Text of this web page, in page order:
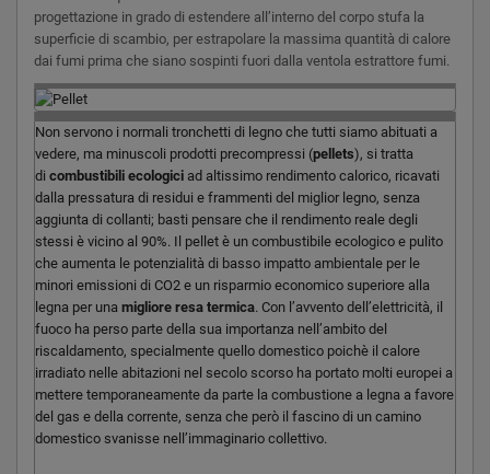
progettazione in grado di estendere all’interno del corpo stufa la
superficie di scambio, per estrapolare la massima quantità di calore
dai fumi prima che siano sospinti fuori dalla ventola estrattore fumi.
Non servono i normali tronchetti di legno che tutti siamo abituati a
vedere, ma minuscoli prodotti precompressi (pellets), si tratta
di combustibili ecologici ad altissimo rendimento calorico, ricavati
dalla pressatura di residui e frammenti del miglior legno, senza
aggiunta di collanti; basti pensare che il rendimento reale degli
stessi è vicino al 90%. Il pellet è un combustibile ecologico e pulito
che aumenta le potenzialità di basso impatto ambientale per le
minori emissioni di CO2 e un risparmio economico superiore alla
legna per una migliore resa termica. Con l’avvento dell’elettricità, il
fuoco ha perso parte della sua importanza nell’ambito del
riscaldamento, specialmente quello domestico poichè il calore
irradiato nelle abitazioni nel secolo scorso ha portato molti europei a
mettere temporaneamente da parte la combustione a legna a favore
del gas e della corrente, senza che però il fascino di un camino
domestico svanisse nell’immaginario collettivo.